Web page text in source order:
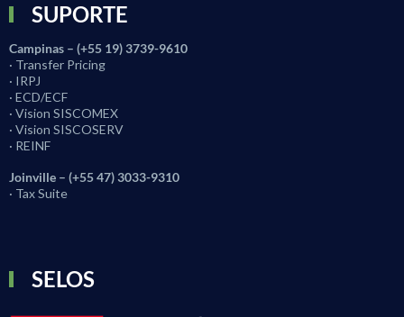
SUPORTE
Campinas – (+55 19) 3739-9610
· Transfer Pricing
· IRPJ
· ECD/ECF
· Vision SISCOMEX
· Vision SISCOSERV
· REINF
Joinville – (+55 47) 3033-9310
· Tax Suite
SELOS